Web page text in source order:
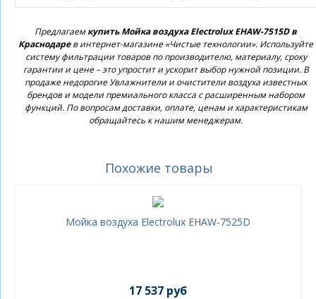
Предлагаемкупить Мойка воздуха Electrolux EHAW-7515D в
Краснодарев интернет-магазине «Чистые технологии». Используйте
систему фильтрации товаров по производителю, материалу, сроку
гарантии и цене – это упростит и ускорит выбор нужной позиции. В
продаже недорогие Увлажнители и очистители воздуха известных
брендов и модели премиального класса с расширенным набором
функций. По вопросам доставки, оплате, ценам и характеристикам
обращайтесь к нашим менеджерам.
Похожие товары
Мойка воздуха Electrolux EHAW-7525D
17 537 руб